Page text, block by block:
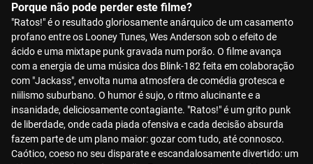
Porque não pode perder este filme?
"Ratos!" é o resultado gloriosamente anárquico de um casamento
profano entre os Looney Tunes, Wes Anderson sob o efeito de
ácido e uma mixtape punk gravada num porão. O filme avança
com a energia de uma música dos Blink-182 feita em colaboração
com "Jackass", envolta numa atmosfera de comédia grotesca e
niilismo suburbano. O humor é sujo, o ritmo alucinante e a
insanidade, deliciosamente contagiante. "Ratos!" é um grito punk
de liberdade, onde cada piada ofensiva e cada decisão absurda
fazem parte de um plano maior: gozar com tudo, até connosco.
Caótico, coeso no seu disparate e escandalosamente divertido: um